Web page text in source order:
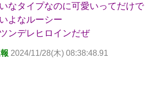
なタイプなのに可愛いってだけで
よなルーシー
ンデレヒロインだぜ
2024/11/28(木) 08:38:48.91